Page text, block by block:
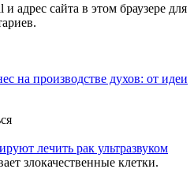
адрес сайта в этом браузере для
на производстве духов: от идеи
лечить рак ультразвуком
злокачественные клетки.